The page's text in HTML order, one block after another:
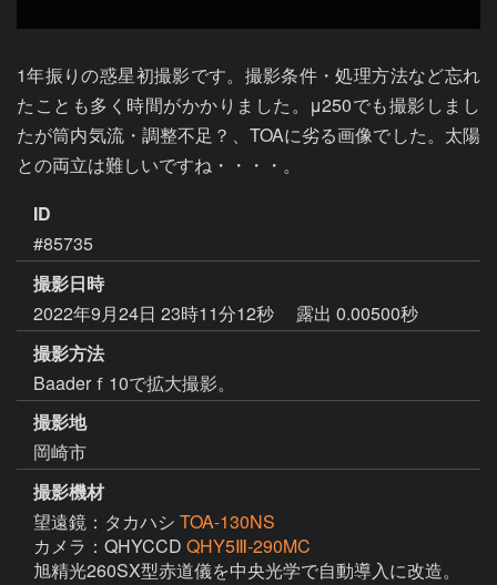
1年振りの惑星初撮影です。撮影条件・処理方法など忘れ
たことも多く時間がかかりました。μ250でも撮影しまし
たが筒内気流・調整不足？、TOAに劣る画像でした。太陽
との両立は難しいですね・・・・。
ID
#85735
撮影日時
2022年9月24日 23時11分12秒
露出 0.00500秒
撮影方法
Baaderｆ10で拡大撮影。
撮影地
岡崎市
撮影機材
望遠鏡：タカハシ TOA-130NS
カメラ：QHYCCD QHY5Ⅲ-290MC
旭精光260SX型赤道儀を中央光学で自動導入に改造。